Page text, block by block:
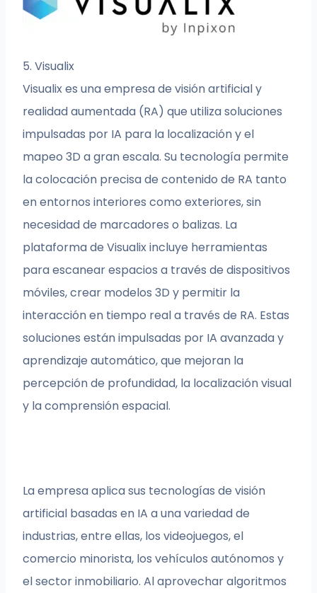
5. Visualix
Visualix es una empresa de visión artificial y
realidad aumentada (RA) que utiliza soluciones
impulsadas por IA para la localización y el
mapeo 3D a gran escala. Su tecnología permite
la colocación precisa de contenido de RA tanto
en entornos interiores como exteriores, sin
necesidad de marcadores o balizas. La
plataforma de Visualix incluye herramientas
para escanear espacios a través de dispositivos
móviles, crear modelos 3D y permitir la
interacción en tiempo real a través de RA. Estas
soluciones están impulsadas por IA avanzada y
aprendizaje automático, que mejoran la
percepción de profundidad, la localización visual
y la comprensión espacial.
La empresa aplica sus tecnologías de visión
artificial basadas en IA a una variedad de
industrias, entre ellas, los videojuegos, el
comercio minorista, los vehículos autónomos y
el sector inmobiliario. Al aprovechar algoritmos